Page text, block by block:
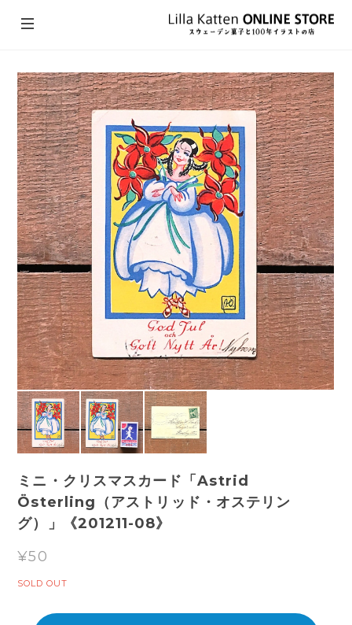
ミニ・クリスマスカード「Astrid
Österling（アストリッド・オステリン
グ）」《201211-08》
¥50
SOLD OUT